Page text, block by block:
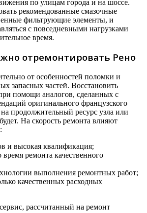
по улицам города и на шоссе.
рекомендованные смазочные
фильтрующие элементы, и
с повседневными нагрузками
время.
отремонтировать Рено
от особенностей поломки и
запасных частей. Восстановить
помощи аналогов, сделанных с
оригинального французского
продолжительный ресурс узла или
На скорость ремонта влияют
и высокая квалификация;
ремонта качественного
выполнения ремонтных работ;
качественных расходных
рассчитанный на ремонт